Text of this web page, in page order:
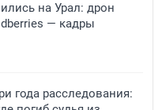
на Урал: дрон
— кадры
года расследования: